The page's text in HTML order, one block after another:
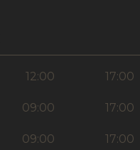
12:00 17:00
09:00 17:00
09:00 17:00